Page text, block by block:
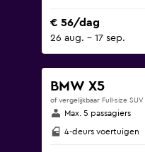
€ 56/dag
26 aug. - 17 sep.
BMW X5
of vergelijkbaar Full-size SUV
Max. 5 passagiers
4-deurs voertuigen